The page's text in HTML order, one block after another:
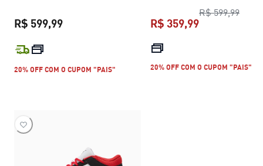
R$ 599,99
preço atual R$ 599,99
20% OFF COM O CUPOM "PAIS"
R$ 599,99
R$ 359,99
20% OFF COM O CUPOM "PAIS"